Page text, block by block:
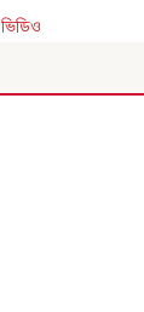
ভিডিও